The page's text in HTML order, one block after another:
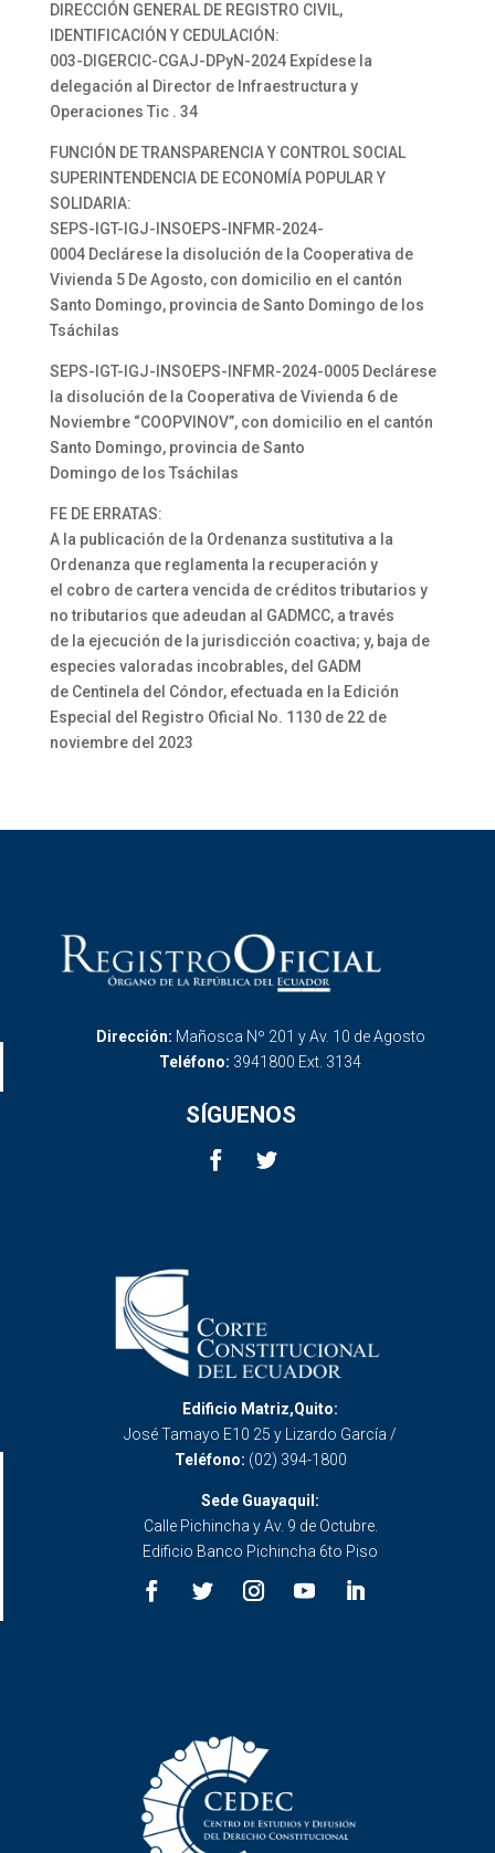
DIRECCIÓN GENERAL DE REGISTRO CIVIL,
IDENTIFICACIÓN Y CEDULACIÓN:
003-DIGERCIC-CGAJ-DPyN-2024 Expídese la
delegación al Director de Infraestructura y
Operaciones Tic . 34
FUNCIÓN DE TRANSPARENCIA Y CONTROL SOCIAL
SUPERINTENDENCIA DE ECONOMÍA POPULAR Y
SOLIDARIA:
SEPS-IGT-IGJ-INSOEPS-INFMR-2024-
0004 Declárese la disolución de la Cooperativa de
Vivienda 5 De Agosto, con domicilio en el cantón
Santo Domingo, provincia de Santo Domingo de los
Tsáchilas
SEPS-IGT-IGJ-INSOEPS-INFMR-2024-0005 Declárese
la disolución de la Cooperativa de Vivienda 6 de
Noviembre “COOPVINOV”, con domicilio en el cantón
Santo Domingo, provincia de Santo
Domingo de los Tsáchilas
FE DE ERRATAS:
A la publicación de la Ordenanza sustitutiva a la
Ordenanza que reglamenta la recuperación y
el cobro de cartera vencida de créditos tributarios y
no tributarios que adeudan al GADMCC, a través
de la ejecución de la jurisdicción coactiva; y, baja de
especies valoradas incobrables, del GADM
de Centinela del Cóndor, efectuada en la Edición
Especial del Registro Oficial No. 1130 de 22 de
noviembre del 2023
Dirección: Mañosca Nº 201 y Av. 10 de Agosto
Teléfono: 3941800 Ext. 3134
SÍGUENOS
Edificio Matriz,Quito:
José Tamayo E10 25 y Lizardo García /
Teléfono: (02) 394-1800
Sede Guayaquil:
Calle Pichincha y Av. 9 de Octubre.
Edificio Banco Pichincha 6to Piso